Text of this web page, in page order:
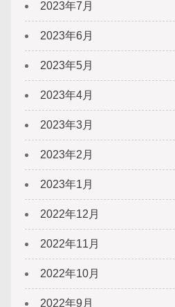
2023年7月
2023年6月
2023年5月
2023年4月
2023年3月
2023年2月
2023年1月
2022年12月
2022年11月
2022年10月
2022年9月